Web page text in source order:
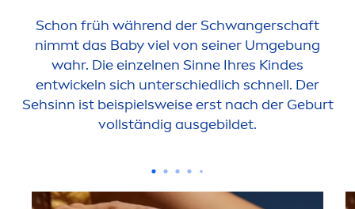
Schon früh während der Schwangerschaft
nimmt das Baby viel von seiner Umgebung
wahr. Die einzelnen Sinne Ihres Kindes
entwickeln sich unterschiedlich schnell. Der
Sehsinn ist beispielsweise erst nach der Geburt
vollständig ausgebildet.